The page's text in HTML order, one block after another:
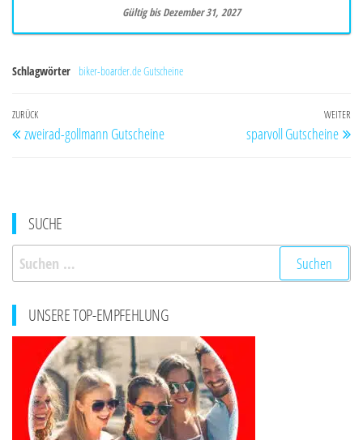
Gültig bis Dezember 31, 2027
Schlagwörter biker-boarder.de Gutscheine
Beitragsnavigation
Vorheriger
Beitrag
ZURÜCK
zweirad-gollmann Gutscheine
WEITER
sparvoll Gutscheine
SUCHE
Suchen
nach:
UNSERE TOP-EMPFEHLUNG